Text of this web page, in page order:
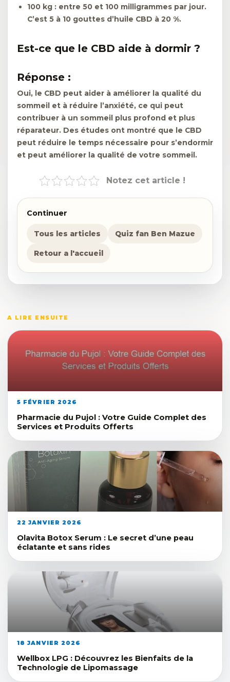
100 kg : entre 50 et 100 milligrammes par jour.
C’est 5 à 10 gouttes d’huile CBD à 20 %.
Est-ce que le CBD aide à dormir ?
Réponse :
Oui, le CBD peut aider à améliorer la qualité du
sommeil et à réduire l’anxiété, ce qui peut
contribuer à un sommeil plus profond et plus
réparateur. Des études ont montré que le CBD
peut réduire le temps nécessaire pour s’endormir
et peut améliorer la qualité de votre sommeil.
Notez cet article !
Continuer
Tous les articles Quiz fan Ben Mazue
Retour a l'accueil
A LIRE ENSUITE
5 FÉVRIER 2026
Pharmacie du Pujol : Votre Guide Complet des
Services et Produits Offerts
22 JANVIER 2026
Olavita Botox Serum : Le secret d’une peau
éclatante et sans rides
18 JANVIER 2026
Wellbox LPG : Découvrez les Bienfaits de la
Technologie de Lipomassage